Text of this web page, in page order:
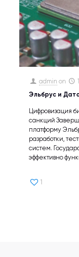
admin on
Эльбрус и
Цифровизация
санкций
платформу
разработки,
систем.
эффективно
1